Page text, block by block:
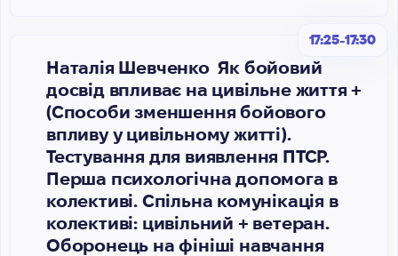
17:25-17:30
Наталія Шевченко Як бойовий
досвід впливає на цивільне життя +
(Способи зменшення бойового
впливу у цивільному житті).
Тестування для виявлення ПТСР.
Перша психологічна допомога в
колективі. Спільна комунікація в
колективі: цивільний + ветеран.
Оборонець на фініші навчання